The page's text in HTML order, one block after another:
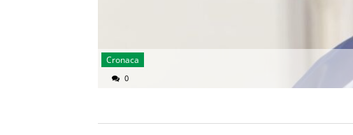
Cronaca
0